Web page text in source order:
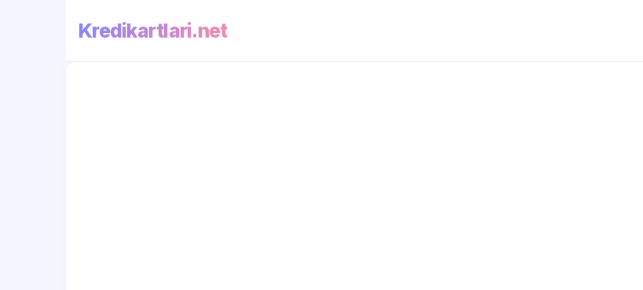
Kredikartlari.net